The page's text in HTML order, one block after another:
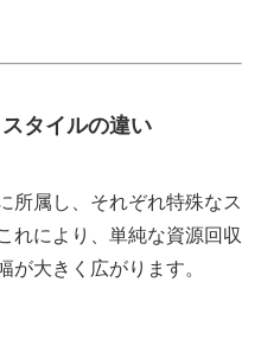
タイルの違い
所属し、それぞれ特殊なス
れにより、単純な資源回収
が大きく広がります。